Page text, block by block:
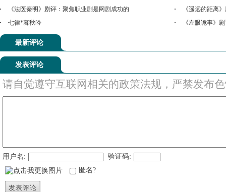
《法医秦明》剧评：聚焦职业剧是网剧成功的
《遥远的距离
七律*暮秋吟
《左眼诡事》
最新评论
发表评论
请自觉遵守互联网相关的政策法规，严禁发布
用户名:
验证码:
匿名?
发表评论